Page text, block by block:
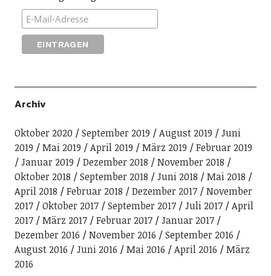
Archiv
Oktober 2020 September 2019 August 2019
Juni
2019
Mai 2019 April 2019 März 2019
Februar 2019
Januar 2019
Dezember 2018
November 2018
Oktober 2018
September 2018 Juni 2018
Mai 2018
April 2018
Februar 2018 Dezember 2017
November
2017
Oktober 2017 September 2017 Juli 2017
April
2017
März 2017 Februar 2017
Januar 2017
Dezember 2016
November 2016
September 2016
August 2016
Juni 2016 Mai 2016 April 2016
März
2016